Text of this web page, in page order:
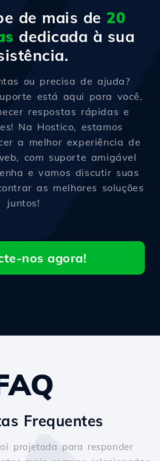
de mais de 20
dedicada à sua
ou precisa de ajuda?
está aqui para você,
respostas rápidas e
Na Hostico, estamos
a melhor experiência de
com suporte amigável
e vamos discutir suas
as melhores soluções
juntos!
nos agora!
Frequentes
projetada para responder